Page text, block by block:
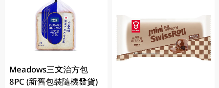
Meadows三文治方包
8PC (新舊包裝隨機發貨)